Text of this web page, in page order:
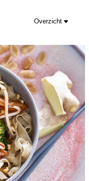
Overzicht